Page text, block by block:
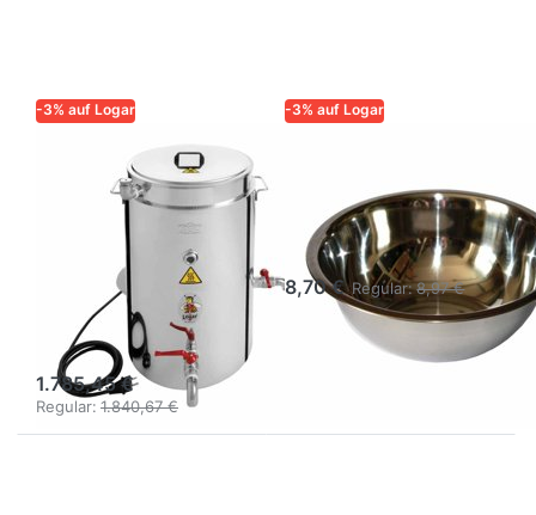
-3% auf Logar
LOGAR – QUALITÄT UND
ZUVERLÄSSIGKEIT FÜR
Wachsklärbehälter
35 l, dreiwandig
mit Isolierung, 3
kW
1.785,45 €
Regular: 1.840,67 €
-3% auf Logar
Logar Behälter
für Wachs 2 l
8,70 € Regular:8,97 €